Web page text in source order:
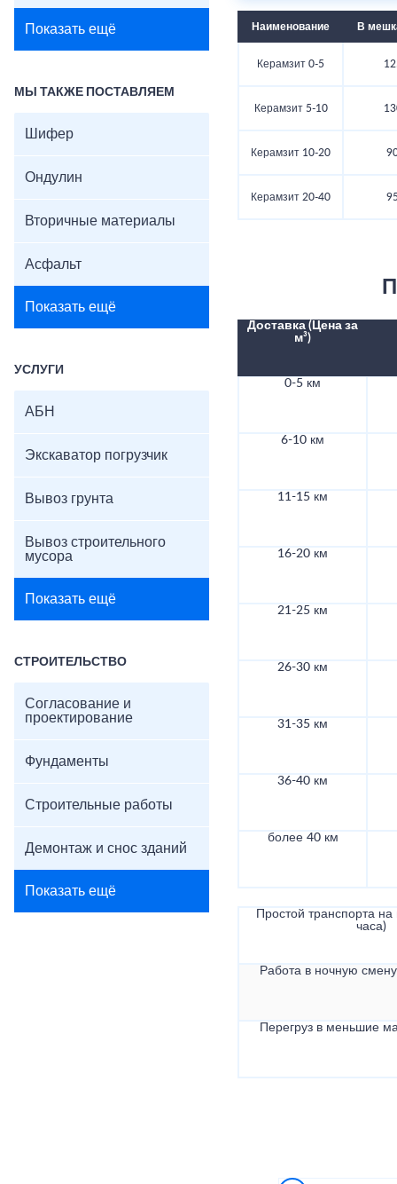
Показать ещё
МЫ ТАКЖЕ ПОСТАВЛЯЕМ
Шифер
Ондулин
Вторичные материалы
Асфальт
Показать ещё
УСЛУГИ
АБН
Экскаватор погрузчик
Вывоз грунта
Вывоз строительного
мусора
Показать ещё
СТРОИТЕЛЬСТВО
Согласование и
проектирование
Фундаменты
Строительные работы
Демонтаж и снос зданий
Показать ещё
Наименование В
Керамзит 0-5
Керамзит 5-10
Керамзит 10-20
Керамзит 20-40
Доставка (Цена за
м³)
0-5 км
6-10 км
11-15 км
16-20 км
21-25 км
26-30 км
31-35 км
36-40 км
более 40 км
Простой транспорта на
часа)
Работа в ночную
Перегруз в меньшие